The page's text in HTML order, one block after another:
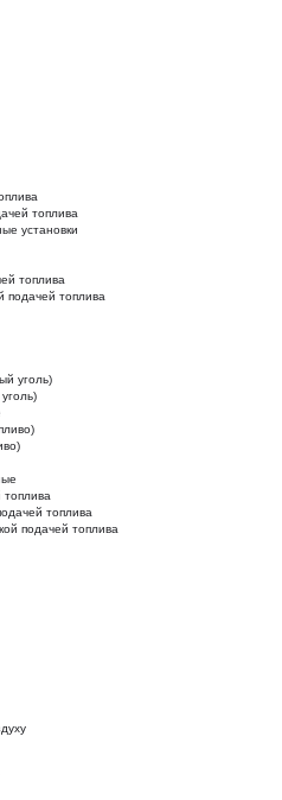
топлива
установки
топлива
подачей топлива
уголь)
топлива
подачей топлива